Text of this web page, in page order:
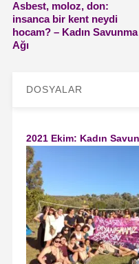
Asbest, moloz, don:
insanca bir kent neydi
hocam? – Kadın Savunma
Ağı
DOSYALAR
2021 Ekim: Kadın